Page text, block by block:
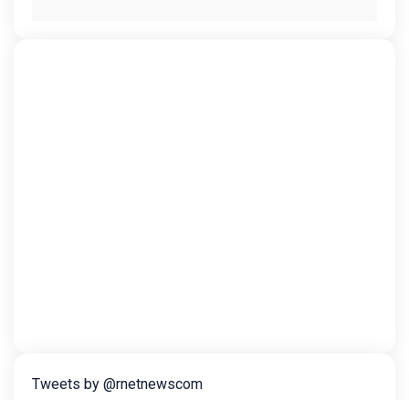
Tweets by @rnetnewscom